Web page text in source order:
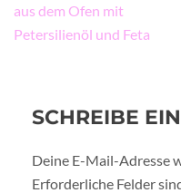
aus dem Ofen mit
Petersilienöl und Feta
SCHREIBE
Deine E-Mail-Adresse
Erforderliche Felder